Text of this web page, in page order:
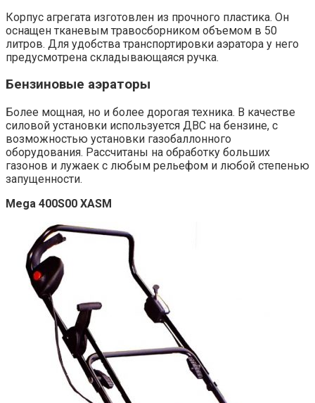
Корпус агрегата изготовлен из прочного пластика. Он
оснащен тканевым травосборником объемом в 50
литров. Для удобства транспортировки аэратора у него
предусмотрена складывающаяся ручка.
Бензиновые аэраторы
Более мощная, но и более дорогая техника. В качестве
силовой установки используется ДВС на бензине, с
возможностью установки газобаллонного
оборудования. Рассчитаны на обработку больших
газонов и лужаек с любым рельефом и любой степенью
запущенности.
Mega 400S00 XASM